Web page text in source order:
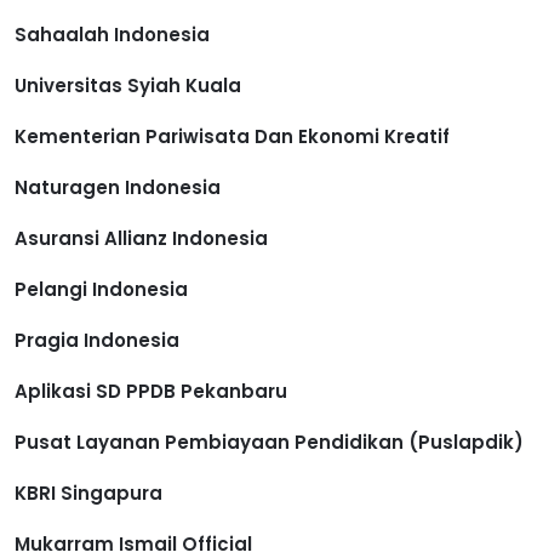
Sahaalah Indonesia
Universitas Syiah Kuala
Kementerian Pariwisata Dan Ekonomi Kreatif
Naturagen Indonesia
Asuransi Allianz Indonesia
Pelangi Indonesia
Pragia Indonesia
Aplikasi SD PPDB Pekanbaru
Pusat Layanan Pembiayaan Pendidikan (Puslapdik)
KBRI Singapura
Mukarram Ismail Official